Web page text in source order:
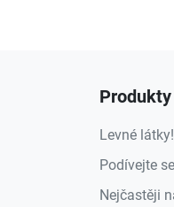
Produkty
Levné
Podívejte
Nejčastěji